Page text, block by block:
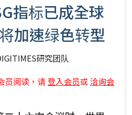
指标已成全球
加速绿色转型
研究团队
员阅读，请登入会员或 洽询会